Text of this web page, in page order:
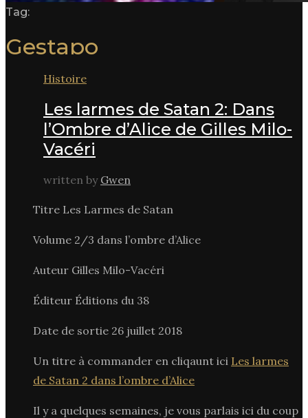
Tag:
Gestapo
Histoire
Les larmes de Satan 2: Dans
l’Ombre d’Alice de Gilles Milo-
Vacéri
written by Gwen
Titre Les Larmes de Satan
Volume 2/3 dans l’ombre d’Alice
Auteur Gilles Milo-Vacéri
Éditeur Éditions du 38
Date de sortie 26 juillet 2018
Un titre à commander en cliqaunt ici Les larmes
de Satan 2 dans l’ombre d’Alice
Il y a quelques semaines, je vous parlais ici du coup